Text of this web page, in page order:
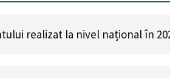
realizat la nivel național în